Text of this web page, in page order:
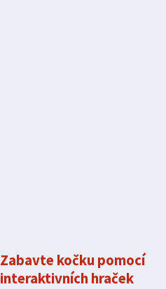
Zabavte kočku pomocí
interaktivních hraček